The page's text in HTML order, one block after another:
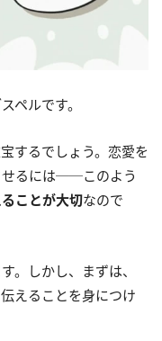
ペルです。
するでしょう。恋愛を
るには──このよう
ことが大切なので
。しかし、まずは、
えることを身につけ